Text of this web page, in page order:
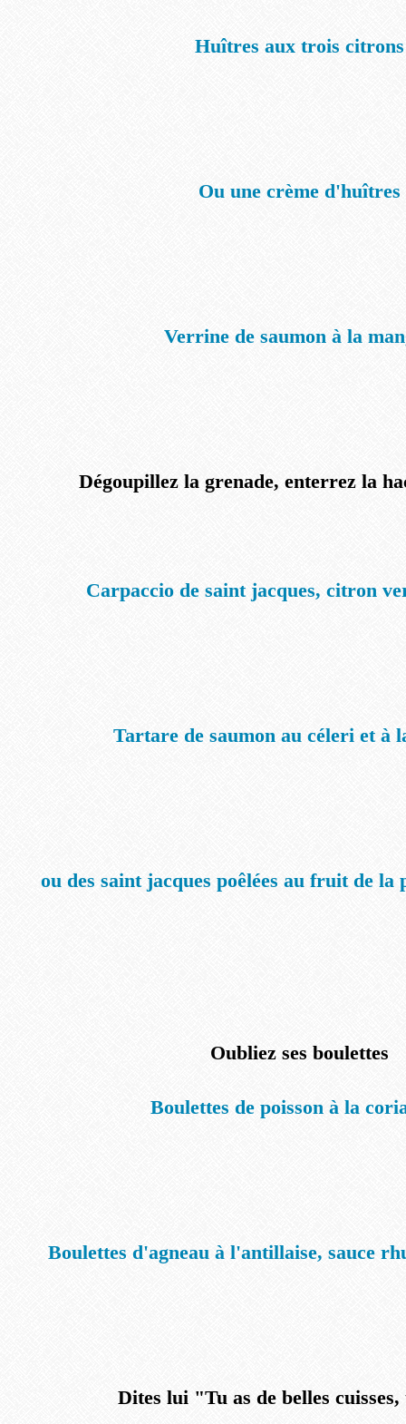
Huîtres aux trois citrons
Ou une crème d'huîtres
Verrine de saumon à la
Dégoupillez la grenade, enterrez la
Carpaccio de saint jacques, citron
Tartare de saumon au céleri et à
ou des saint jacques poêlées au fruit de la
Oubliez ses boulettes
Boulettes de poisson à la
Boulettes d'agneau à l'antillaise, sauce
Dites lui "Tu as de belles